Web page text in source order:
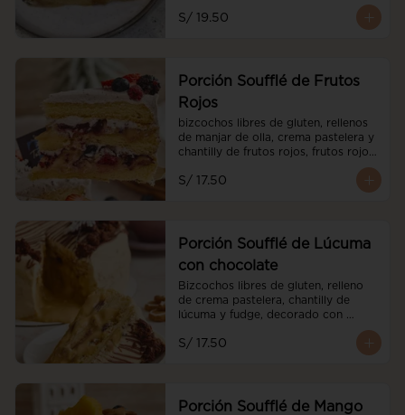
S/ 19.50
Porción Soufflé de Frutos
Rojos
bizcochos libres de gluten, rellenos
de manjar de olla, crema pastelera y
chantilly de frutos rojos, frutos rojos
frutos rojos.
S/ 17.50
Porción Soufflé de Lúcuma
con chocolate
Bizcochos libres de gluten, relleno
de crema pastelera, chantilly de
lúcuma y fudge, decorado con
S/ 17.50
Porción Soufflé de Mango